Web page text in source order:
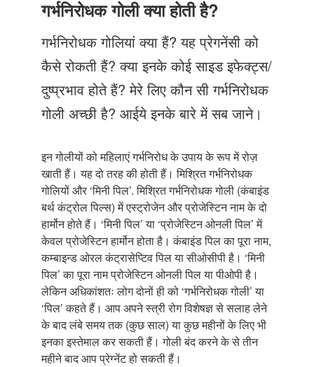
Just Poocho
संपर्क करें
गर्भनिरोधक गोली क्या होती है?
गर्भनिरोधक गोलियां क्या हैं? यह प्रेगनेंसी को
कैसे रोकती हैं? क्या इनके कोई साइड इफेक्ट्स/
दुष्प्रभाव होते हैं? मेरे लिए कौन सी गर्भनिरोधक
गोली अच्छी है? आईये इनके बारे में सब जाने।
इन गोलीयों को महिलाएं गर्भनिरोध के उपाय के रूप में रोज़
खाती हैं। यह दो तरह की होती हैं। मिश्रित गर्भनिरोधक
गोलियों और ‘मिनी पिल’. मिश्रित गर्भनिरोधक गोली (कंबाइंड
बर्थ कंट्रोल पिल्स) में एस्ट्रोजेन और प्रोजेस्टिन नाम के दो
हार्मोन होते हैं। ‘मिनी पिल’ या ‘प्रोजेस्टिन ओनली पिल’ में
केवल प्रोजेस्टिन हार्मोन होता है। कंबाइंड पिल का पूरा नाम,
कम्बाइन्ड ओरल कंट्रासेप्टिव पिल या सीओसीपी है। ‘मिनी
पिल’ का पूरा नाम प्रोजेस्टिन ओनली पिल या पीओपी है।
लेकिन अधिकांशतः लोग दोनों ही को ‘गर्भनिरोधक गोली’ या
‘पिल’ कहते हैं। आप अपने स्त्री रोग विशेषज्ञ से सलाह लेने
के बाद लंबे समय तक (कुछ साल) या कुछ महीनों के लिए भी
इनका इस्तेमाल कर सकती हैं। गोली बंद करने के से तीन
महीने बाद आप प्रेग्नेंट हो सकती हैं।